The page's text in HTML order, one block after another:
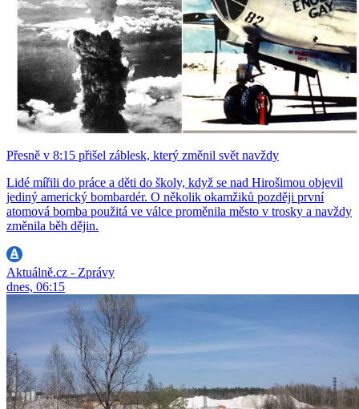
Přesně v 8:15 přišel záblesk, který změnil svět navždy
Lidé mířili do práce a děti do školy, když se nad Hirošimou objevil
jediný americký bombardér. O několik okamžiků později první
atomová bomba použitá ve válce proměnila město v trosky a navždy
změnila běh dějin.
Aktuálně.cz - Zprávy
dnes, 06:15